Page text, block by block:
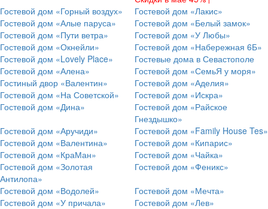
Гостевой дом «Горный воздух»
Гостевой дом «Лакис»
Гостевой дом «Алые паруса»
Гостевой дом «Белый замок»
Гостевой дом «Пути ветра»
Гостевой дом «У Любы»
Гостевой дом «Окнейли»
Гостевой дом «Набережная 6Б»
Гостевой дом «Lovely Place»
Гостевые дома в Севастополе
Гостевой дом «Алена»
Гостевой дом «СемьЯ у моря»
Гостиный двор «Валентин»
Гостевой дом «Аделия»
Гостевой дом «На Советской»
Гостевой дом «Искра»
Гостевой дом «Дина»
Гостевой дом «Райское
Гнездышко»
Гостевой дом «Аручиди»
Гостевой дом «Family House Tes»
Гостевой дом «Валентина»
Гостевой дом «Кипарис»
Гостевой дом «КраМан»
Гостевой дом «Чайка»
Гостевой дом «Золотая
Антилопа»
Гостевой дом «Феникс»
Гостевой дом «Водолей»
Гостевой дом «Мечта»
Гостевой дом «У причала»
Гостевой дом «Лев»